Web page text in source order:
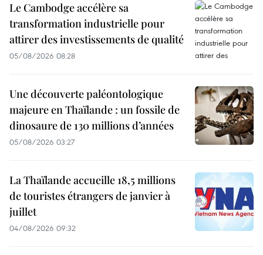
Le Cambodge accélère sa
transformation industrielle pour
attirer des investissements de qualité
05/08/2026 08:28
Une découverte paléontologique
majeure en Thaïlande : un fossile de
dinosaure de 130 millions d’années
05/08/2026 03:27
La Thaïlande accueille 18,5 millions
de touristes étrangers de janvier à
juillet
04/08/2026 09:32